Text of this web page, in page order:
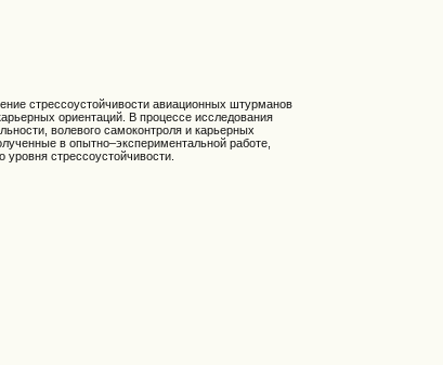
стрессоустойчивости авиационных штурманов
ориентаций. В процессе исследования
волевого самоконтроля и карьерных
в опытно–экспериментальной работе,
стрессоустойчивости.